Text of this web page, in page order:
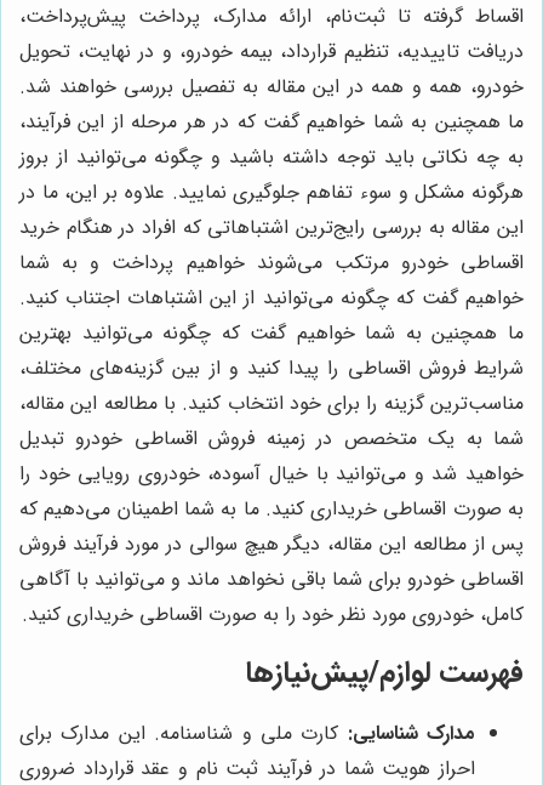
اقساط گرفته تا ثبت‌نام، ارائه مدارک، پرداخت پیش‌پرداخت،
دریافت تاییدیه، تنظیم قرارداد، بیمه خودرو، و در نهایت، تحویل
خودرو، همه و همه در این مقاله به تفصیل بررسی خواهند شد.
ما همچنین به شما خواهیم گفت که در هر مرحله از این فرآیند،
به چه نکاتی باید توجه داشته باشید و چگونه می‌توانید از بروز
هرگونه مشکل و سوء تفاهم جلوگیری نمایید. علاوه بر این، ما در
این مقاله به بررسی رایج‌ترین اشتباهاتی که افراد در هنگام خرید
اقساطی خودرو مرتکب می‌شوند خواهیم پرداخت و به شما
خواهیم گفت که چگونه می‌توانید از این اشتباهات اجتناب کنید.
ما همچنین به شما خواهیم گفت که چگونه می‌توانید بهترین
شرایط فروش اقساطی را پیدا کنید و از بین گزینه‌های مختلف،
مناسب‌ترین گزینه را برای خود انتخاب کنید. با مطالعه این مقاله،
شما به یک متخصص در زمینه فروش اقساطی خودرو تبدیل
خواهید شد و می‌توانید با خیال آسوده، خودروی رویایی خود را
به صورت اقساطی خریداری کنید. ما به شما اطمینان می‌دهیم که
پس از مطالعه این مقاله، دیگر هیچ سوالی در مورد فرآیند فروش
اقساطی خودرو برای شما باقی نخواهد ماند و می‌توانید با آگاهی
کامل، خودروی مورد نظر خود را به صورت اقساطی خریداری کنید.
فهرست لوازم/پیش‌نیازها
مدارک شناسایی: کارت ملی و شناسنامه. این مدارک برای
احراز هویت شما در فرآیند ثبت نام و عقد قرارداد ضروری